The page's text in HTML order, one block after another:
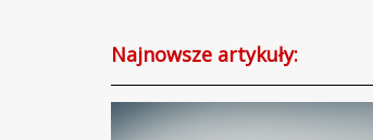
Najnowsze artykuły: